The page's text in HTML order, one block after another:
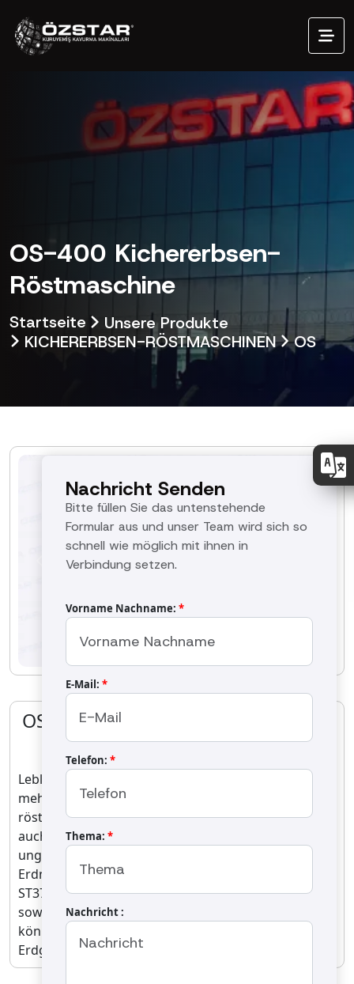
OS-400 Kichererbsen-
Röstmaschine
Startseite
Unsere Produkte
KICHERERBSEN-RÖSTMASCHINEN
OS
Previous
OS-400 Kichererbsen-Röstmaschine
OS-400
Leblebi-Röstmaschinen sind dafür ausgelegt,
mehrere Kilogramm Leblebi pro Durchgang zu
rösten. Neben Leblebi ermöglichen diese Maschinen
auch das Rösten verschiedener Nüsse wie
ungesalzene Sonnenblumenkerne und ungesalzene
Erdnüsse. Die Rösttrommel wird aus Edelstahl und
ST37-Stahl gefertigt und gewährleistet Langlebigkeit
sowie Lebensmittelsicherheit. Die Maschinen
können je nach Kundenwunsch für den Betrieb mit
Erdgas oder LPG hergestellt werden.
Nachricht Senden
Bitte füllen Sie das untenstehende
Formular aus und unser Team wird sich so
schnell wie möglich mit ihnen in
Verbindung setzen.
Vorname Nachname: *
E-Mail: *
Telefon: *
Thema: *
Nachricht :